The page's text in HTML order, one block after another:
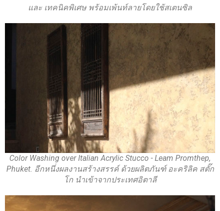
และ เทคนิคพิเศษ พร้อมเพ้นท์ลายโดยใช้สเตนซิล
Color Washing over Italian Acrylic Stucco - Leam Promthep,
Phuket. อีกหนึ่งผลงานสร้างสรรค์ ด้วยผลิตภันฑ์ อะคริลิค สตั๊ก
โก นำเข้าจากประเทศอิตาลี